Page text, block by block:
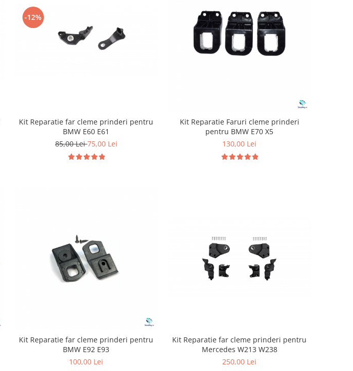
-12%
Kit Reparatie far cleme prinderi pentru
BMW E60 E61
85,00 Lei75,00 Lei
Kit Reparatie Faruri cleme prinderi
pentru BMW E70 X5
130,00 Lei
Kit Reparatie far cleme prinderi pentru
BMW E92 E93
100,00 Lei
Kit Reparatie far cleme prinderi pentru
Mercedes W213 W238
250,00 Lei